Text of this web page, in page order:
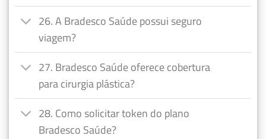
26. A Bradesco Saúde possui seguro
viagem?
27. Bradesco Saúde oferece cobertura
para cirurgia plástica?
28. Como solicitar token do plano
Bradesco Saúde?